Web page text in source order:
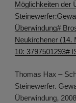
Möglichkeiten der
Überwindung#
Neukirchener (14.
10: 3797501293#
Thomas Hax –
Steinewerfer.
Überwindung,